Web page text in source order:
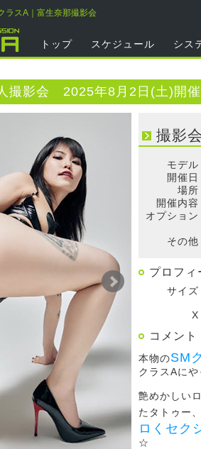
ラスA｜富生奈那撮影会
トップ スケジュール シス
撮影会 2025年8月2日(土)開催
撮影
モデル
開催
場所
開催内容
オプション
その他
プロフィ
サイズ
X
コメント
本物のSM
クラスAに
艶めかしい
たタトゥー
ロくセク
☆